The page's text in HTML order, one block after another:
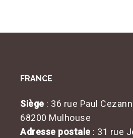
FRANCE
Siège : 36 rue Paul
68200 Mulhouse
Adresse postale : 31 rue